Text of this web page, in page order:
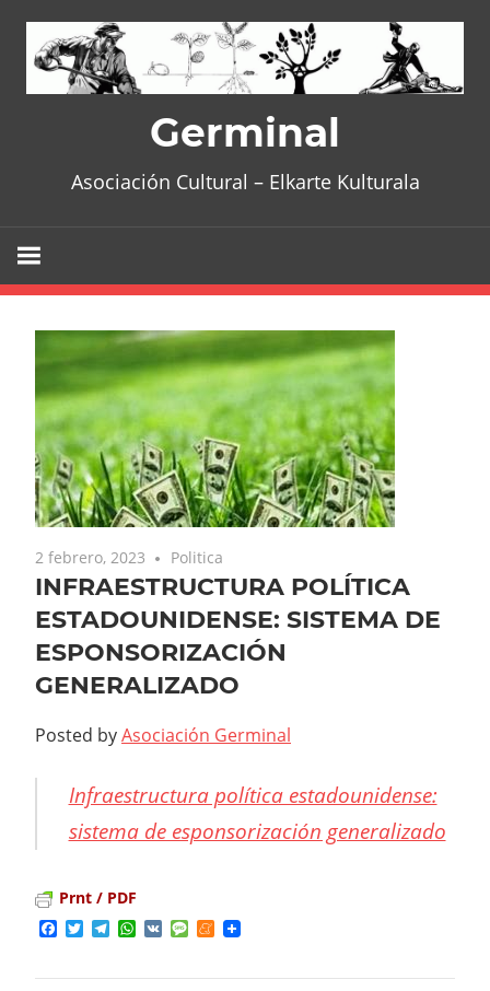
content
Germinal
Asociación Cultural – Elkarte Kulturala
2 febrero, 2023 Politica
INFRAESTRUCTURA POLÍTICA
ESTADOUNIDENSE: SISTEMA DE
ESPONSORIZACIÓN
GENERALIZADO
Posted byAsociación Germinal
Infraestructura política estadounidense:
sistema de esponsorización generalizado
Prnt / PDF
Facebook
TwitterTelegram
WhatsApp
VK MessageMeneame